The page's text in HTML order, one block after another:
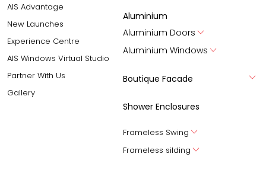
AIS Advantage
New Launches
Experience Centre
AIS Windows Virtual Studio
Partner With Us
Gallery
Aluminium
Aluminium Doors
Aluminium Windows
Boutique Facade
Shower Enclosures
Frameless Swing
Frameless silding